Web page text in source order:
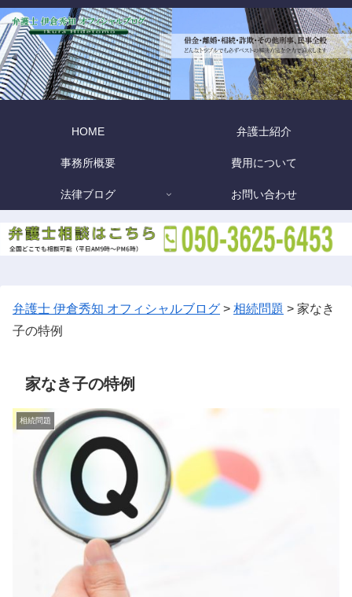
HOME 弁護士紹介
事務所概要 費用について
法律ブログ お問い合わせ
弁護士 伊倉秀知 オフィシャルブログ > 相続問題 > 家なき
子の特例
家なき子の特例
相続問題